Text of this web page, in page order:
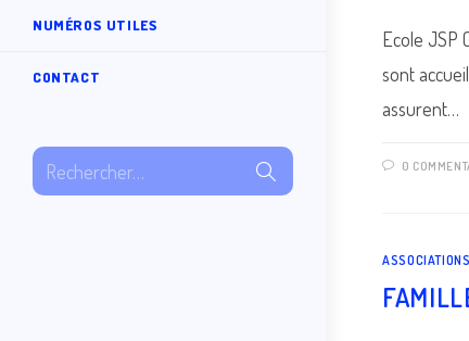
NUMÉROS UTILES
CONTACT
Rechercher…
la
recherche
Ecole JSP
sont
assurent…
0
ASSOCIATIONS